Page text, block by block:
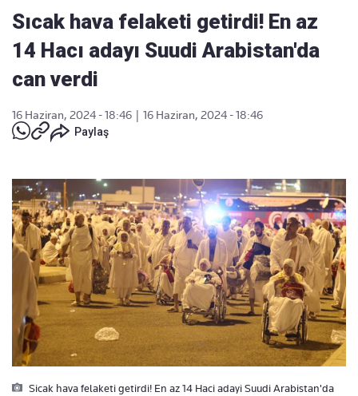
Sıcak hava felaketi getirdi! En az
14 Hacı adayı Suudi Arabistan'da
can verdi
16 Haziran, 2024 - 18:46
16 Haziran, 2024 - 18:46
Paylaş
Sicak hava felaketi getirdi! En az 14 Haci adayi Suudi Arabistan'da